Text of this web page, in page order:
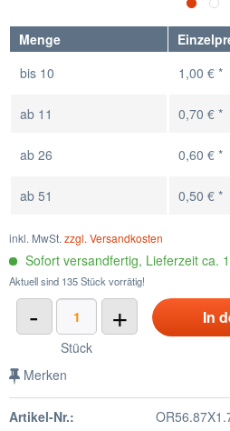
Menge
bis 10 1,00 € *
ab 11 0,70 € *
ab 26 0,60 € *
ab 51 0,50 € *
inkl. MwSt. zzgl. Versandkosten
Sofort versandfertig, Lieferzeit ca.
Aktuell sind 135 Stück vorrätig!
- +
Stück
In
Merken
Artikel-Nr.: